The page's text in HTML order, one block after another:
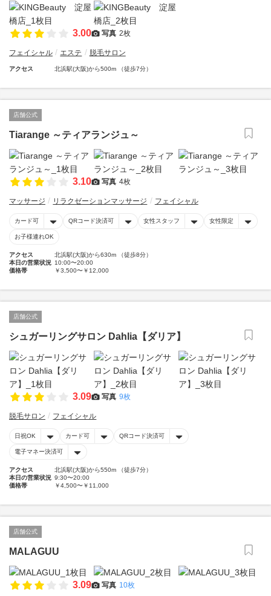
3.00 写真 2枚
フェイシャル エステ 脱毛サロン
アクセス 北浜駅(大阪)から500m （徒歩7分）
店舗公式
Tiarange ～ティアランジュ～
3.10 写真 4枚
マッサージ リラクゼーションマッサージ フェイシャル
カード可 QRコード決済可 女性スタッフ 女性限定
お子様連れOK
アクセス
北浜駅(大阪)から630m （徒歩8分）
本日の営業状況 10:00〜20:00
価格帯
￥3,500〜￥12,000
店舗公式
シュガーリングサロン Dahlia【ダリア】
3.09 写真 9枚
脱毛サロン フェイシャル
日祝OK カード可 QRコード決済可
電子マネー決済可
アクセス
北浜駅(大阪)から550m （徒歩7分）
本日の営業状況 9:30〜20:00
価格帯
￥4,500〜￥11,000
店舗公式
MALAGUU
3.09 写真 10枚